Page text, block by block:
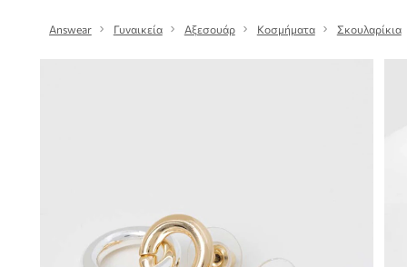
Answear Γυναικεία Αξεσουάρ Κοσμήματα Σκουλαρίκια